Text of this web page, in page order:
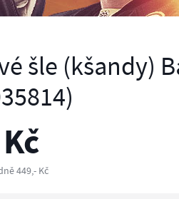
šle (kšandy)
449,- Kč